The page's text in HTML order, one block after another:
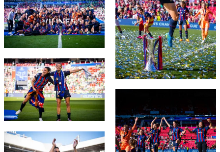
FC Barcelona club badge
FC Barcelona club badge